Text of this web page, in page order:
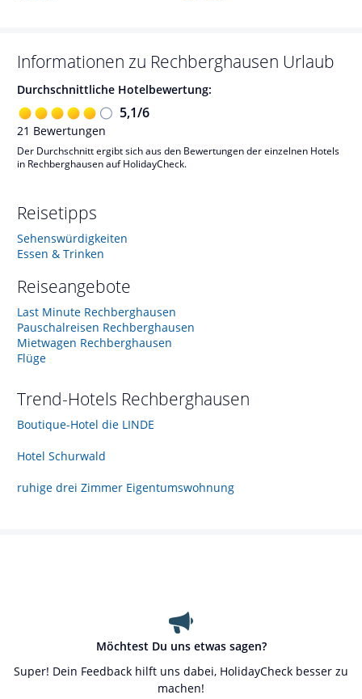
Informationen zu Rechberghausen Urlaub
Durchschnittliche Hotelbewertung:
5,1/6
21 Bewertungen
Der Durchschnitt ergibt sich aus den Bewertungen der einzelnen Hotels
in Rechberghausen auf HolidayCheck.
Reisetipps
Sehenswürdigkeiten
Essen & Trinken
Reiseangebote
Last Minute Rechberghausen
Pauschalreisen Rechberghausen
Mietwagen Rechberghausen
Flüge
Trend-Hotels Rechberghausen
Boutique-Hotel die LINDE
Hotel Schurwald
ruhige drei Zimmer Eigentumswohnung
Möchtest Du uns etwas sagen?
Super! Dein Feedback hilft uns dabei, HolidayCheck besser zu
machen!